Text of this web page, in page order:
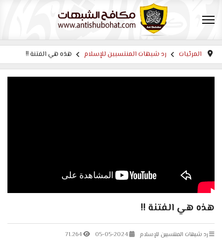
المرئيات رد شبهات المنتسبين للإسلام هذه هي الفتنة !!
هذه هي الفتنة !!
رد شبهات المنتسبين للإسلام 05-05-2024
71.264